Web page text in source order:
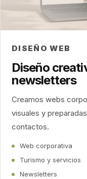
DISEÑO WEB
Diseño
newsletters
Creamos webs
visuales y
contactos.
Web corporativa
Turismo y servicios
Newsletters